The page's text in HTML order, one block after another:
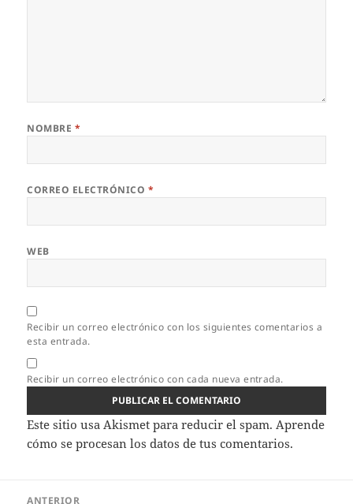
NOMBRE *
CORREO ELECTRÓNICO *
WEB
Recibir un correo electrónico con los siguientes comentarios a
esta entrada.
Recibir un correo electrónico con cada nueva entrada.
Este sitio usa Akismet para reducir el spam. Aprende
cómo se procesan los datos de tus comentarios.
ANTERIOR